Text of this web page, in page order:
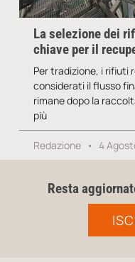
La selezione dei
chiave per il
Per tradizione, i rifiuti
considerati il flusso
rimane dopo la
più
Redazione 4
Resta